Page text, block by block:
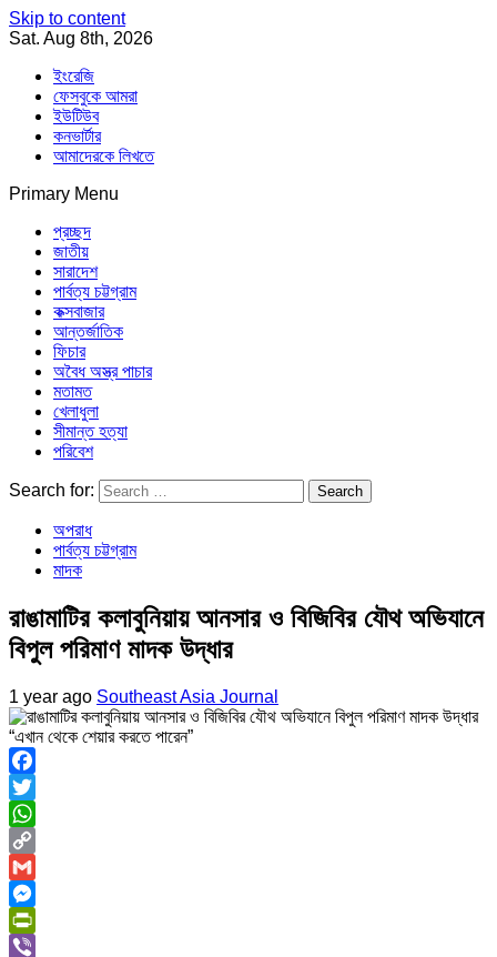
Skip to content
Sat. Aug 8th, 2026
ইংরেজি
ফেসবুকে আমরা
ইউটিউব
কনভার্টার
আমাদেরকে লিখতে
Primary Menu
Southeast Asia Journal
প্রচ্ছদ
জাতীয়
সারাদেশ
পার্বত্য চট্টগ্রাম
কক্সবাজার
আন্তর্জাতিক
ফিচার
অবৈধ অস্ত্র পাচার
মতামত
খেলাধুলা
সীমান্ত হত্যা
পরিবেশ
Search for:
অপরাধ
পার্বত্য চট্টগ্রাম
মাদক
রাঙামাটির কলাবুনিয়ায় আনসার ও বিজিবির যৌথ অভিযানে
বিপুল পরিমাণ মাদক উদ্ধার
1 year ago Southeast Asia Journal
“এখান থেকে শেয়ার করতে পারেন”
Facebook
Twitter
WhatsApp
Copy
Link
Gmail
Messenger
PrintFriendly